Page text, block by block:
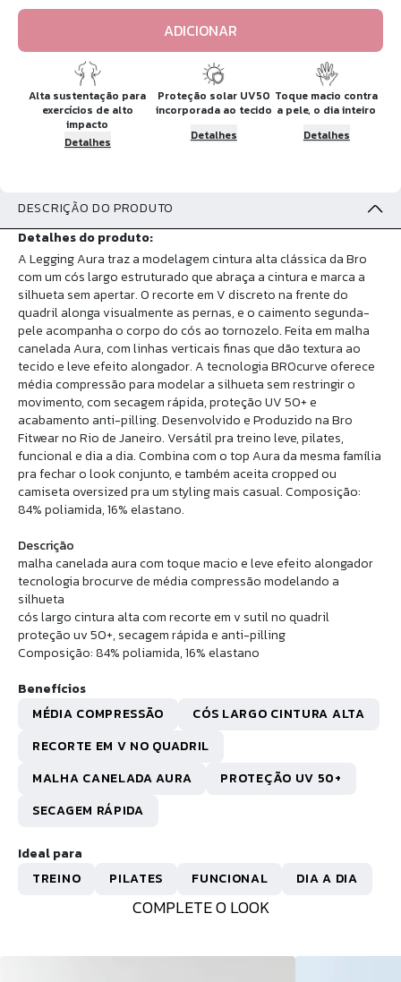
ADICIONAR
Alta sustentação para
exercícios de alto
impacto
Detalhes
Proteção solar UV50
incorporada ao tecido
Detalhes
Toque macio contra
a pele, o dia inteiro
Detalhes
COMPLETE O LOOK
DESCRIÇÃO DO PRODUTO
Detalhes do produto:
A Legging Aura traz a modelagem cintura alta clássica da Bro
com um cós largo estruturado que abraça a cintura e marca a
silhueta sem apertar. O recorte em V discreto na frente do
quadril alonga visualmente as pernas, e o caimento segunda-
pele acompanha o corpo do cós ao tornozelo. Feita em malha
canelada Aura, com linhas verticais finas que dão textura ao
tecido e leve efeito alongador. A tecnologia BROcurve oferece
média compressão para modelar a silhueta sem restringir o
movimento, com secagem rápida, proteção UV 50+ e
acabamento anti-pilling. Desenvolvido e Produzido na Bro
Fitwear no Rio de Janeiro. Versátil pra treino leve, pilates,
funcional e dia a dia. Combina com o top Aura da mesma família
pra fechar o look conjunto, e também aceita cropped ou
camiseta oversized pra um styling mais casual. Composição:
84% poliamida, 16% elastano.
Descrição
malha canelada aura com toque macio e leve efeito alongador
tecnologia brocurve de média compressão modelando a
silhueta
cós largo cintura alta com recorte em v sutil no quadril
proteção uv 50+, secagem rápida e anti-pilling
Composição: 84% poliamida, 16% elastano
Benefícios
MÉDIA COMPRESSÃO
CÓS LARGO CINTURA ALTA
RECORTE EM V NO QUADRIL
MALHA CANELADA AURA
PROTEÇÃO UV 50+
SECAGEM RÁPIDA
Ideal para
TREINO
PILATES FUNCIONAL DIA A DIA